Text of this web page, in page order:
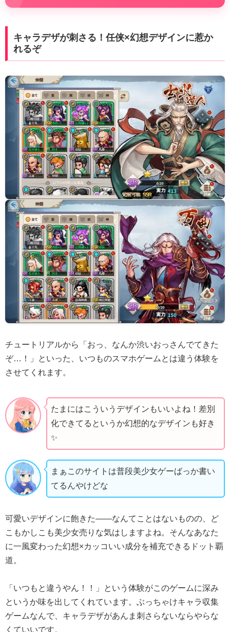
キャラデザが刺さる！任侠×幻想デザインに惹か
れるぞ
チュートリアルから「おっ、なんか渋いおっさんでてきた
ぞ…！」といった、いつものスマホゲームとは違う体験を
させてくれます。
たまにはこういうデザインもいいよね！差別
化できてるというか幻想的なデザインも好き
✨️
まぁこのサイトは普段美少女ゲーばっか書い
てるんやけどな
可愛いデザインに飽きた――なんてことはないものの、ど
こもかしこも美少女売りな気はしますよね。そんなあなた
に一風変わった幻想×カッコいい成分を補充できるドット覇
道。
「いつもと違うやん！！」という体験がこのゲームに深み
というか味を出してくれています。ぶっちゃけキャラ収集
ゲームなんで、キャラデザがあんま刺さらないならやらな
くていいです。